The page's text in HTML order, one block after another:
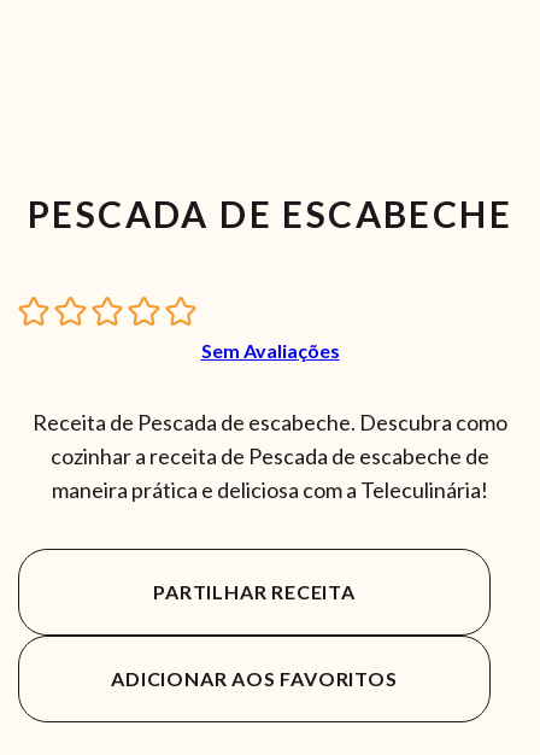
PESCADA DE ESCABECHE
Sem Avaliações
Receita de Pescada de escabeche. Descubra como
cozinhar a receita de Pescada de escabeche de
maneira prática e deliciosa com a Teleculinária!
PARTILHAR RECEITA
ADICIONAR AOS FAVORITOS